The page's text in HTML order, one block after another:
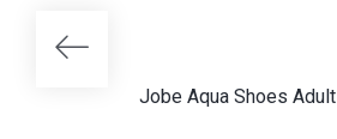
Jobe Aqua Shoes Adult